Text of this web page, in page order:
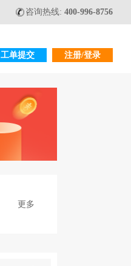
咨询热线: 400-996-8756
工单提交 注册/登录
更多